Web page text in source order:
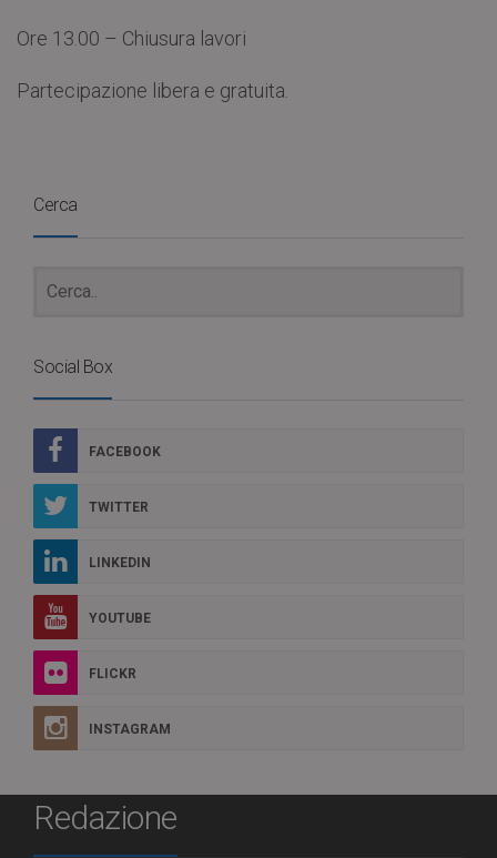
Ore 13.00 – Chiusura lavori
Partecipazione libera e gratuita.
Cerca
Social Box
FACEBOOK
TWITTER
LINKEDIN
YOUTUBE
FLICKR
INSTAGRAM
Redazione